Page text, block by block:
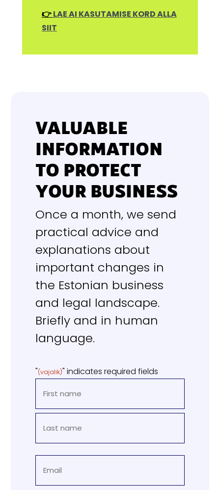
👉LAE AI KASUTAMISE KORD ALLA
SIIT
VALUABLE
INFORMATION
TO PROTECT
YOUR BUSINESS
Once a month, we send
practical advice and
explanations about
important changes in
the Estonian business
and legal landscape.
Briefly and in human
language.
"(vajalik)" indicates required fields
(REQUIRED)
(REQUIRED)